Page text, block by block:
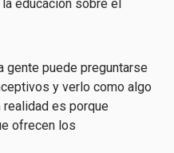
educación sobre el
gente puede preguntarse
y verlo como algo
es porque
ofrecen los